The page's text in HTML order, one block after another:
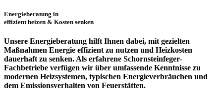
Energieberatung in –
effizient heizen & Kosten senken
Unsere Energieberatung hilft Ihnen dabei, mit gezielten
Maßnahmen Energie effizient zu nutzen und Heizkosten
dauerhaft zu senken. Als erfahrene Schornsteinfeger-
Fachbetriebe verfügen wir über umfassende Kenntnisse zu
modernen Heizsystemen, typischen Energieverbräuchen und
dem Emissionsverhalten von Feuerstätten.